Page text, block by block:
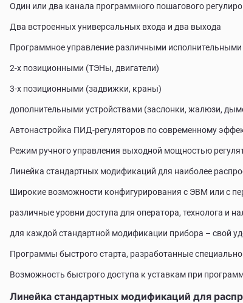
Один или два канала программного пошагового
Два встроенных универсальных входа и два выхода
Программное управление различными
2-х позиционными (ТЭНы, двигатели)
3-х позиционными (задвижки, краны)
дополнительными устройствами (заслонки, жалюзи,
Автонастройка ПИД-регуляторов по современному
Режим ручного управления выходной мощностью
Линейка стандартных модификаций для наиболее
Широкие возможности конфигурирования с ЭВМ или с
различные уровни доступа для оператора, технолога и
для каждой стандартной модификации прибора – свой
Программы быстрого старта, разработанные
Возможность быстрого доступа к уставкам при
Линейка стандартных модификаций для